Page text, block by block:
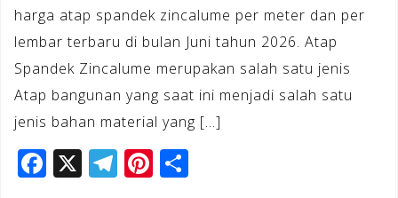
harga atap spandek zincalume per meter dan per
lembar terbaru di bulan Juni tahun 2026. Atap
Spandek Zincalume merupakan salah satu jenis
Atap bangunan yang saat ini menjadi salah satu
jenis bahan material yang […]
F X T Pi